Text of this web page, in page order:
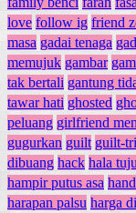
love follow ig friend
masa gadai tenaga
memujuk gambar
tak bertali gantung
tawar hati ghosted
peluang girlfriend
gugurkan guilt guilt-
dibuang hack hala
hampir putus asa
harapan palsu harga